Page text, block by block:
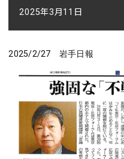
2025年3月11日
2025/2/27 岩手日報